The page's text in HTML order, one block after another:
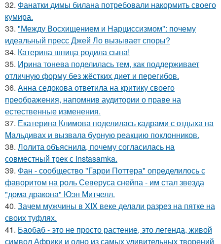
32. Фанатки димы билана потребовали накормить своего
кумира.
33. "Между Восхищением и Нарциссизмом": почему
идеальный пресс Джей Ло вызывает споры?
34. Катерина шпица родила сына!
35. Ирина тонева поделилась тем, как поддерживает
отличную форму без жёстких диет и перегибов.
36. Анна седокова ответила на критику своего
преображения, напомнив аудитории о праве на
естественные изменения.
37. Екатерина Климова поделилась кадрами с отдыха на
Мальдивах и вызвала бурную реакцию поклонников.
38. Лолита объяснила, почему согласилась на
совместный трек с Instasamka.
39. Фан - сообщество "Гарри Поттера" определилось с
фаворитом на роль Северуса снейпа - им стал звезда
"дома дракона" Юэн Митчелл.
40. Зачем мужчины в XIX веке делали разрез на пятке на
своих туфлях.
41. Баобаб - это не просто растение, это легенда, живой
символ Африки и одно из самых удивительных творений